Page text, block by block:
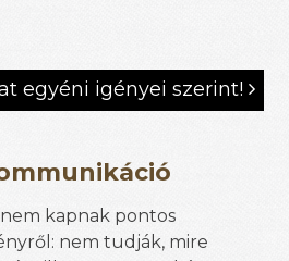
egyéni igényei szerint! 
kapnak pontos
nem tudják, mire